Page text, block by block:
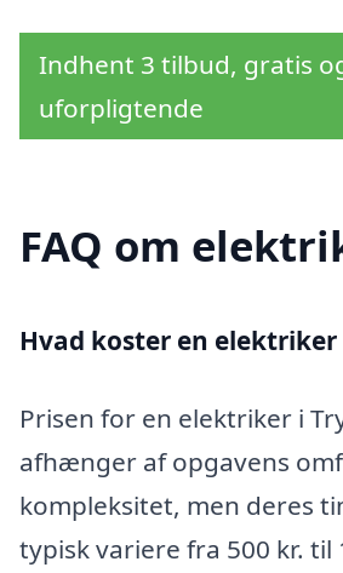
Indhent 3 tilbud, gratis
uforpligtende
FAQ om
Hvad koster en elektriker
Prisen for en elektriker i
afhænger af opgavens
kompleksitet, men deres
typisk variere fra 500 kr. til